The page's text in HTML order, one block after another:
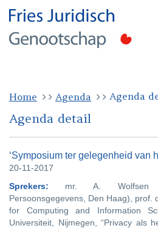
Home Agenda Agenda
Agenda detail
‘Symposium ter gelegenheid van
20-11-2017
Sprekers: mr. A. Wolfsen
Persoonsgegevens, Den Haag), prof.
for Computing and Information
Universiteit, Nijmegen, “Privacy als